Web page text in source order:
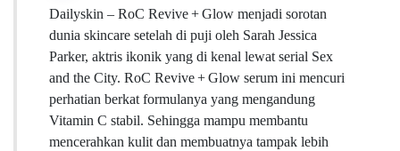
Dailyskin – RoC Revive + Glow menjadi sorotan
dunia skincare setelah di puji oleh Sarah Jessica
Parker, aktris ikonik yang di kenal lewat serial Sex
and the City. RoC Revive + Glow serum ini mencuri
perhatian berkat formulanya yang mengandung
Vitamin C stabil. Sehingga mampu membantu
mencerahkan kulit dan membuatnya tampak lebih